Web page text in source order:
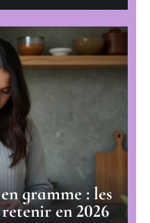
gramme : les
en 2026